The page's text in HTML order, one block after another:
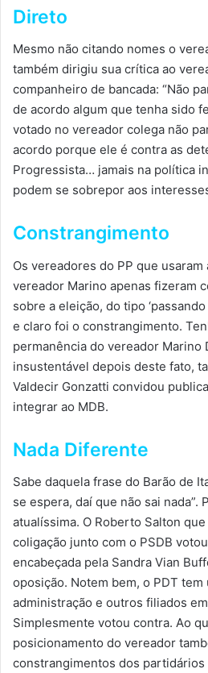
Direto
Mesmo não citando nomes o
também dirigiu sua crítica ao
companheiro de bancada: “Não
de acordo algum que tenha sido
votado no vereador colega não
acordo porque ele é contra as
Progressista… jamais na política
podem se sobrepor aos
Constrangimento
Os vereadores do PP que
vereador Marino apenas fizeram
sobre a eleição, do tipo
e claro foi o constrangimento.
permanência do vereador Marino
insustentável depois deste fato,
Valdecir Gonzatti convidou
integrar ao MDB.
Nada Diferente
Sabe daquela frase do Barão de
se espera, daí que não sai nada”.
atualíssima. O Roberto Salton
coligação junto com o PSDB
encabeçada pela Sandra Vian
oposição. Notem bem, o PDT tem
administração e outros filiados
Simplesmente votou contra. Ao
posicionamento do vereador
constrangimentos dos partidários